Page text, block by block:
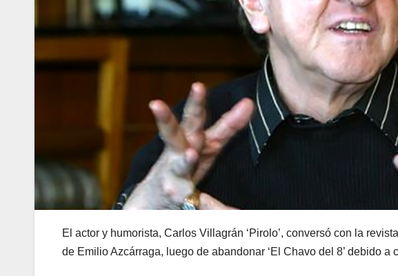
El actor y humorista, Carlos Villagrán ‘Pirolo’, conversó con la
de Emilio Azcárraga, luego de abandonar ‘El Chavo del 8’ debido